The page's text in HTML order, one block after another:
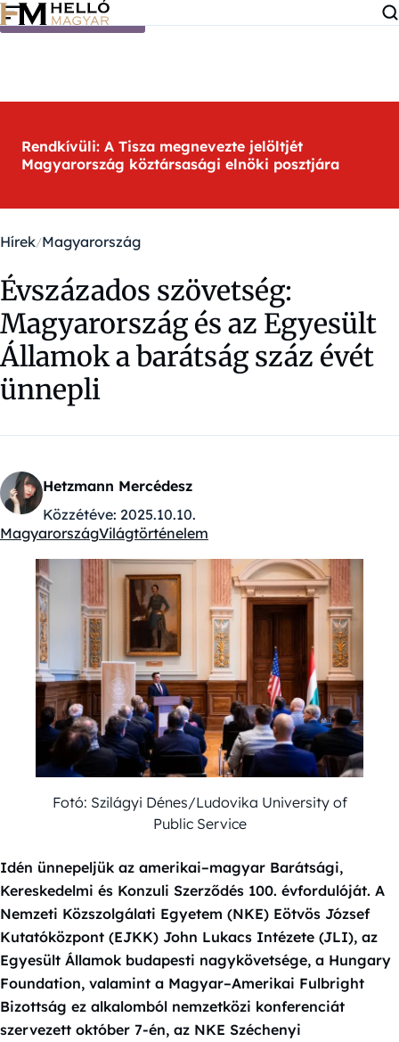
Ugrás a tartalomra
Rendkívüli: A Tisza megnevezte jelöltjét
Magyarország köztársasági elnöki posztjára
Hírek Magyarország
Évszázados szövetség:
Magyarország és az Egyesült
Államok a barátság száz évét
ünnepli
Hetzmann Mercédesz
Közzétéve: 2025.10.10.
Kategóriák:
MagyarországVilágtörténelem
Fotó: Szilágyi Dénes/Ludovika University of
Public Service
Idén ünnepeljük az amerikai–magyar Barátsági,
Kereskedelmi és Konzuli Szerződés 100. évfordulóját. A
Nemzeti Közszolgálati Egyetem (NKE) Eötvös József
Kutatóközpont (EJKK) John Lukacs Intézete (JLI), az
Egyesült Államok budapesti nagykövetsége, a Hungary
Foundation, valamint a Magyar–Amerikai Fulbright
Bizottság ez alkalomból nemzetközi konferenciát
szervezett október 7-én, az NKE Széchenyi